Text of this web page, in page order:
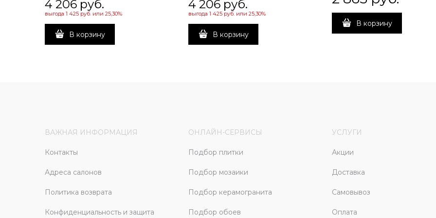
4 206 руб.
выгода 1 425 руб. или 25,30%
В корзину
4 206 руб.
выгода 1 425 руб. или 25,30%
В корзину
В корзину
ВАЖНАЯ ИНФОРМАЦИЯ
Контакты
Адреса салонов
Политика возврата
Конфиденциальность и защита
ОНЛАЙН-СЕРВИСЫ
Подбор плитки
Подбор мозаики
Подбор керамогранита
Подбор обоев
УСЛУГИ
Акции
Доставка
Самовывоз
Оплата